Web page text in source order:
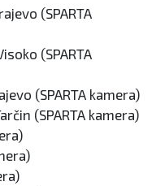
(SPARTA
(SPARTA
(SPARTA kamera)
(SPARTA kamera)